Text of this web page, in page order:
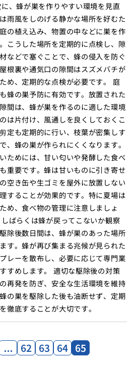
、蜂が巣を作りやすい環境を見直
雨風をしのげる静かな場所を好むた
の植え込み、物置の中などに巣を作
こうした場所を定期的に点検し、隙
などで塞ぐことで、蜂の侵入を防ぐ
根裏や通気口の隙間はスズメバチが
め、定期的な点検が必要です。 庭
蜂の巣予防に有効です。放置された
間は、蜂が巣を作るのに適した環境
は片付け、風通しを良くしておくこ
定も定期的に行い、枝葉が密集しす
、蜂の巣が作られにくくなります。
ためには、甘い匂いや発酵した食べ
重要です。蜂は甘いものに引き寄せ
空き缶や生ゴミを屋外に放置しない
することが効果的です。特に夏場は
め、食べ物の管理に注意しましょ
ばらくは蜂が戻ってこないか観察
除後数日間は、蜂が巣のあった場所
す。蜂が再び集まる兆候が見られた
レーを散布し、必要に応じて専門業
すめします。 適切な駆除後の対策
再発を防ぎ、安全な生活環境を維持
の巣を駆除した後も油断せず、定期
徹底することが大切です。
… 62 63 64 65